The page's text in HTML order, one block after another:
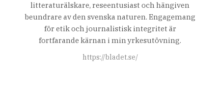
litteraturälskare, reseentusiast och hängiven
beundrare av den svenska naturen. Engagemang
för etik och journalistisk integritet är
fortfarande kärnan i min yrkesutövning.
https://bladet.se/